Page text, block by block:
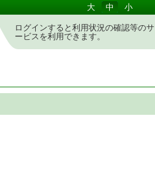
大 中 小
ログインすると利用状況の確認等のサ
ービスを利用できます。